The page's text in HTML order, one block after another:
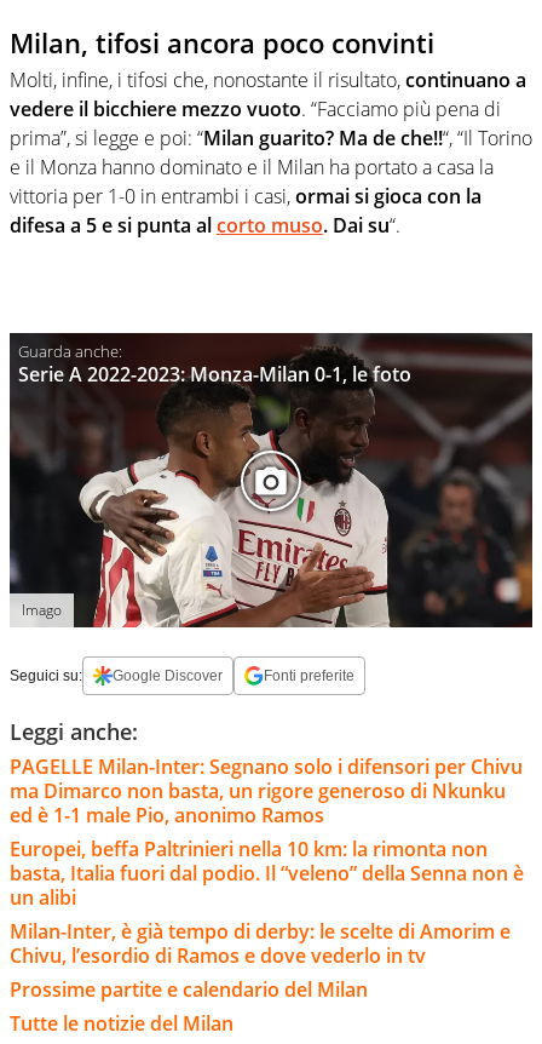
Milan, tifosi ancora poco convinti
Molti, infine, i tifosi che, nonostante il risultato,continuano a
vedere il bicchiere mezzo vuoto. “Facciamo più pena di
prima”, si legge e poi: “Milan guarito? Ma de che!!“, “Il Torino
e il Monza hanno dominato e il Milan ha portato a casa la
vittoria per 1-0 in entrambi i casi,ormai si gioca con la
difesa a 5 e si punta alcorto muso. Dai su“.
Serie A 2022-2023: Monza-Milan 0-1, le foto
Imago
Seguici su: Google Discover Fonti preferite
Leggi anche:
PAGELLE Milan-Inter: Segnano solo i difensori per Chivu
ma Dimarco non basta, un rigore generoso di Nkunku
ed è 1-1 male Pio, anonimo Ramos
Europei, beffa Paltrinieri nella 10 km: la rimonta non
basta, Italia fuori dal podio. Il “veleno” della Senna non è
un alibi
Milan-Inter, è già tempo di derby: le scelte di Amorim e
Chivu, l’esordio di Ramos e dove vederlo in tv
Prossime partite e calendario del Milan
Tutte le notizie del Milan